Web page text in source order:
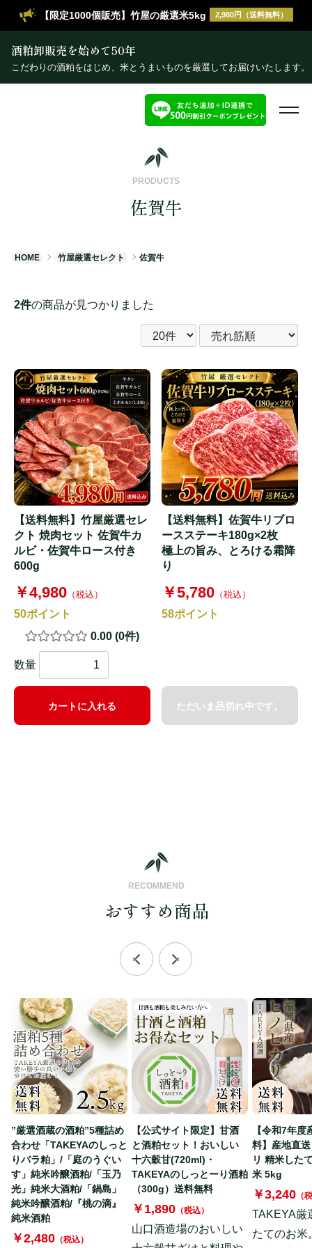
【限定1000個販売】竹屋の厳選米5kg 2,980円（送料無料）
酒粕卸販売を始めて50年
こだわりの酒粕をはじめ、米とうまいものを厳選してお届けいたします。
PRODUCTS
佐賀牛
HOME 竹屋厳選セレクト 佐賀牛
2件の商品が見つかりました
【送料無料】竹屋厳選セレ
クト 焼肉セット 佐賀牛カ
ルビ・佐賀牛ロース付き
600g
￥4,980 （税込）
50ポイント
0.00 (0件)
数量
カートに入れる
【送料無料】佐賀牛リブロ
ースステーキ180g×2枚
極上の旨み、とろける霜降
り
￥5,780 （税込）
58ポイント
ただいま品切れ中です。
RECOMMEND
おすすめ商品
”厳選酒蔵の酒粕”5種詰め
合わせ「TAKEYAのしっと
りバラ粕」/「庭のうぐい
す」純米吟醸酒粕/「玉乃
光」純米大酒粕/「鍋島」
純米吟醸酒粕/『桃の滴』
純米酒粕
￥2,480 （税込）
【公式サイト限定】甘酒
と酒粕セット！おいしい
十六穀甘(720ml)・
TAKEYAのしっとーり酒粕
（300g）送料無料
￥1,890 （税込）
山口酒造場のおいしい
【令和7年
料】産地直
リ 精米した
米 5kg
￥3,240 （
TAKEYA厳
たてのお米